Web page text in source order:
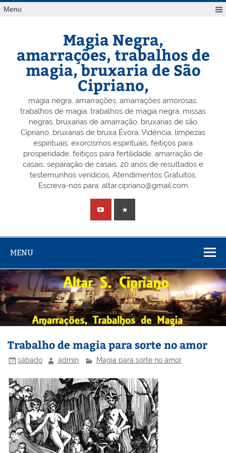
Skip
toMenu
Magia Negra,
amarrações, trabalhos de
magia, bruxaria de São
Cipriano,
magia negra, amarrações, amarrações amorosas,
trabalhos de magia, trabalhos de magia negra, missas
negras, bruxarias de amarração, bruxarias de são
Cipriano, bruxarias de bruxa Évora, Vidência, limpezas
espirituais, exorcismos espirituais, feitiços para
prosperidade, feitiços para fertilidade, amarração de
casais, separação de casais, 20 anos de resultados e
testemunhos verídicos, Atendimentos Gratuitos.
Escreva-nos para: altar.cipriano@gmail.com
MENU
Trabalho de magia para sorte no amor
sábado admin Magia para sorte no amor